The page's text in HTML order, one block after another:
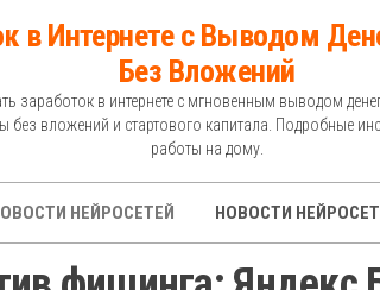
в Интернете с Выводом
Без Вложений
заработок в интернете с мгновенным выводом
без вложений и стартового капитала. Подробные
работы на дому.
НЕЙРОСЕТЕЙ НОВОСТИ